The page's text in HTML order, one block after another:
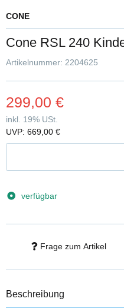
CONE
Cone RSL 240
Artikelnummer: 2204625
299,00 €
inkl. 19% USt.
UVP: 669,00 €
verfügbar
Frage zum Artikel
Beschreibung